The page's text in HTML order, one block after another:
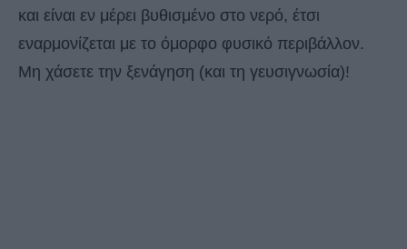
και είναι εν μέρει βυθισμένο στο νερό, έτσι
εναρμονίζεται με το όμορφο φυσικό περιβάλλον.
Μη χάσετε την ξενάγηση (και τη γευσιγνωσία)!